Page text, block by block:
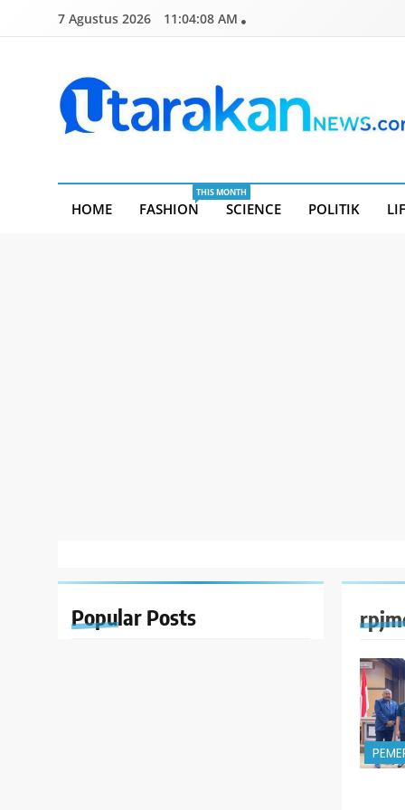
7 Agustus 2026 11:04:08 AM
HOME FASHION
THIS MONTH
SCIENCE POLITIK
Popular Posts